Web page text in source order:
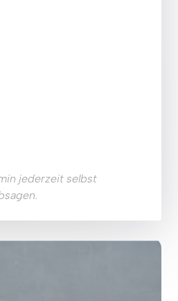
jederzeit selbst